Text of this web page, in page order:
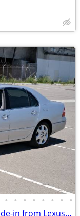
• • • • • • • •
2004 Lexus LS LS430 Sedan Fresh Trade-in from Lexus Dealer Clean Title